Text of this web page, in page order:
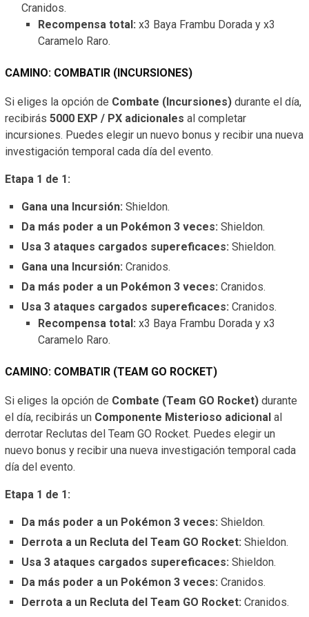
Cranidos.
Recompensa total: x3 Baya Frambu Dorada y x3
Caramelo Raro.
CAMINO: COMBATIR (INCURSIONES)
Si eliges la opción de Combate (Incursiones) durante el día,
recibirás 5000 EXP / PX adicionales al completar
incursiones. Puedes elegir un nuevo bonus y recibir una nueva
investigación temporal cada día del evento.
Etapa 1 de 1:
Gana una Incursión: Shieldon.
Da más poder a un Pokémon 3 veces: Shieldon.
Usa 3 ataques cargados supereficaces: Shieldon.
Gana una Incursión: Cranidos.
Da más poder a un Pokémon 3 veces: Cranidos.
Usa 3 ataques cargados supereficaces: Cranidos.
Recompensa total: x3 Baya Frambu Dorada y x3
Caramelo Raro.
CAMINO: COMBATIR (TEAM GO ROCKET)
Si eliges la opción de Combate (Team GO Rocket) durante
el día, recibirás un Componente Misterioso adicional al
derrotar Reclutas del Team GO Rocket. Puedes elegir un
nuevo bonus y recibir una nueva investigación temporal cada
día del evento.
Etapa 1 de 1:
Da más poder a un Pokémon 3 veces: Shieldon.
Derrota a un Recluta del Team GO Rocket: Shieldon.
Usa 3 ataques cargados supereficaces: Shieldon.
Da más poder a un Pokémon 3 veces: Cranidos.
Derrota a un Recluta del Team GO Rocket: Cranidos.